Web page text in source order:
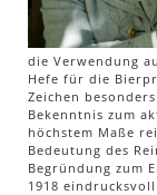
die Verwendung
Hefe für die
Zeichen
Bekenntnis zum
höchstem Maße
Bedeutung des
Begründung zum
1918